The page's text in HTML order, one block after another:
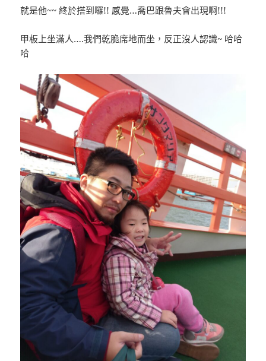
就是他~~ 終於搭到囉!! 感覺…喬巴跟魯夫會出現啊!!!
甲板上坐滿人….我們乾脆席地而坐，反正沒人認識~ 哈哈
哈